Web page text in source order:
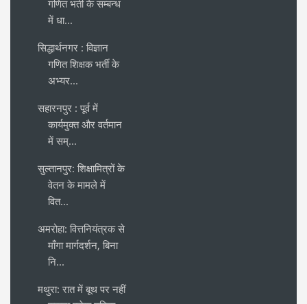
गणित भर्ती के सम्बन्ध
में धा...
सिद्धार्थनगर : विज्ञान
गणित शिक्षक भर्ती के
अभ्यर...
सहारनपुर : पूर्व में
कार्यमुक्त और वर्तमान
में सम्...
सुल्तानपुर: शिक्षामित्रों के
वेतन के मामले में
वित...
अमरोहा: वित्तनियंत्रक से
माँगा मार्गदर्शन, बिना
नि...
मथुरा: रात में बूथ पर नहीं